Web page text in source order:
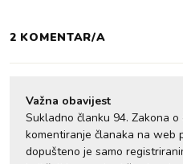
2 KOMENTAR/A
Važna obavijest
Sukladno članku 94. Zakona o
komentiranje članaka na web
dopušteno je samo